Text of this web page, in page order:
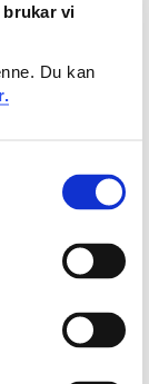
brukar vi
Du kan
er